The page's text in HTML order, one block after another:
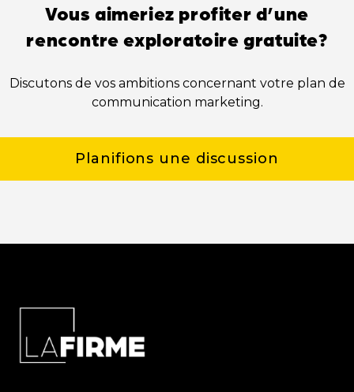
Vous aimeriez profiter d’une
rencontre exploratoire gratuite?
Discutons de vos ambitions concernant votre plan de
communication marketing.
Planifions une discussion